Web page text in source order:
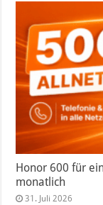
Honor 600 für
monatlich
31. Juli 2026